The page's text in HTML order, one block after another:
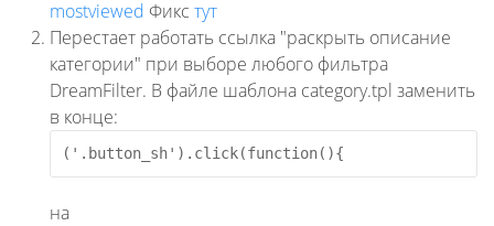
mostviewed Фикс тут
Перестает работать ссылка "раскрыть описание
категории" при выборе любого фильтра
DreamFilter. В файле шаблона category.tpl заменить
в конце:
('.button_sh').click(function(){
на